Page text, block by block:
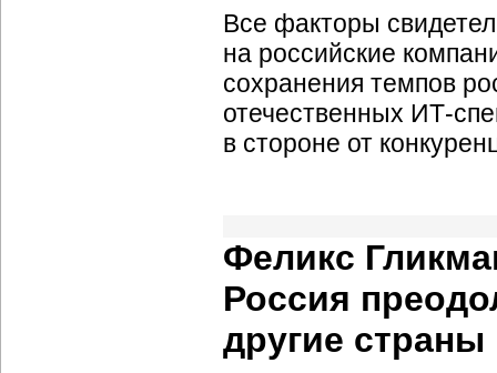
Все факторы
на российские
сохранения темпов
отечественных ИТ-
в стороне от
Феликс
Россия
другие страны